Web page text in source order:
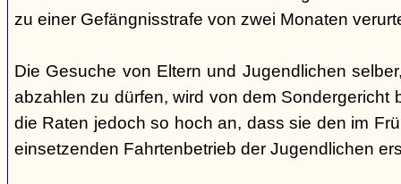
zu einer Gefängnisstrafe von zwei Monaten
Die Gesuche von Eltern und Jugendlichen
abzahlen zu dürfen, wird von dem Sondergericht
die Raten jedoch so hoch an, dass sie den im
einsetzenden Fahrtenbetrieb der Jugendlichen